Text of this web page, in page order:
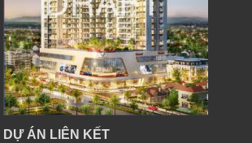
DỰ ÁN LIÊN KẾT